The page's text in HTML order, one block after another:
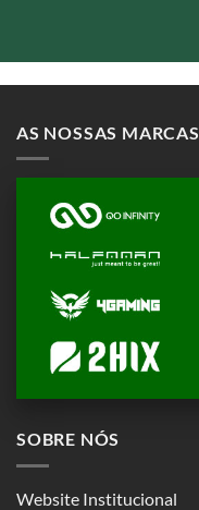
AS NOSSAS MARCAS
SOBRE NÓS
Website Institucional